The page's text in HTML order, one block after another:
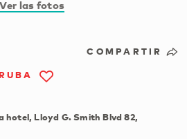
Ver las fotos
COMPARTIR
hotel, Lloyd G. Smith Blvd 82,